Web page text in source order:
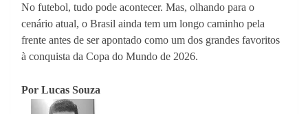
No futebol, tudo pode acontecer. Mas, olhando para o
cenário atual, o Brasil ainda tem um longo caminho pela
frente antes de ser apontado como um dos grandes favoritos
à conquista da Copa do Mundo de 2026.
Por Lucas Souza